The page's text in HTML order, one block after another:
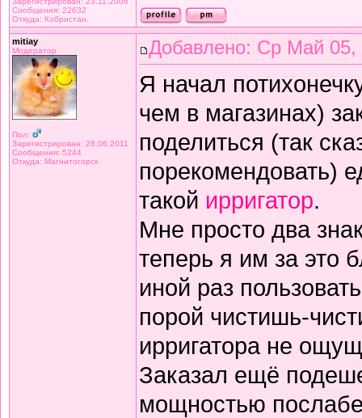
Сообщения: 22632
Откуда: Кобристан.
mitiay
Модератор
Пол:
Зарегистрирован: 28.06.2011
Сообщения: 5244
Откуда: Магнитогорск
Добавлено: Ср Май 05,
Я начал
чем в магазинах)
поделиться (так
порекомендовать)
такой ирригатор.
Мне просто два
теперь я им за это
иной раз
порой чистишь-
ирригатора не
Заказал ещё
мощностью